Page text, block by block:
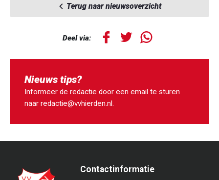
Terug naar nieuwsoverzicht
Deel via:
Nieuws tips?
Informeer de redactie door een email te sturen
naar redactie@vvhierden.nl.
Contactinformatie